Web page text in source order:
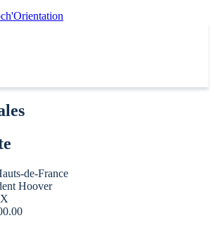
de-France
Hoover